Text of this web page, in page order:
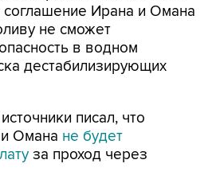
соглашение Ирана и Омана
не сможет
в водном
дестабилизирующих
писал, что
Омана не будет
за проход через